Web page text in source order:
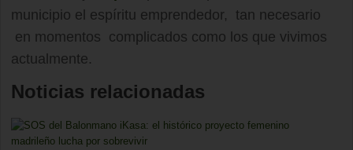
municipio el espíritu emprendedor, tan necesario
en momentos complicados como los que vivimos
actualmente.
Noticias relacionadas